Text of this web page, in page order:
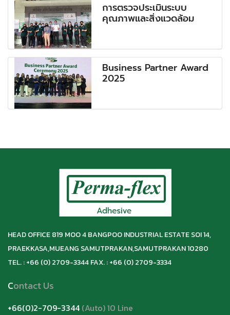
การตรวจประเมินระบบ
คุณภาพและสิ่งแวดล้อม
Business Partner Award
2025
HEAD OFFICE 819 MOO 4 BANGPOO INDUSTRIAL ESTATE SOI 14,
PRAEKKASA,MUEANG SAMUTPRAKAN,SAMUTPRAKAN 10280
TEL. : +66 (0) 2709-3344 FAX. : +66 (0) 2709-3334
Contact Us
+66(0)2-709-3344 (Auto) 10 Line